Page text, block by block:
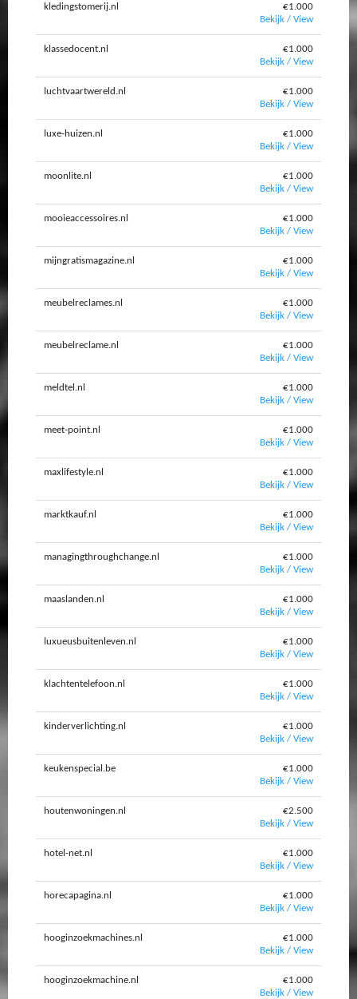
kledingstomerij.nl
€1.000
Bekijk / View
klassedocent.nl
€1.000
Bekijk / View
luchtvaartwereld.nl
€1.000
Bekijk / View
luxe-huizen.nl
€1.000
Bekijk / View
moonlite.nl
€1.000
Bekijk / View
mooieaccessoires.nl
€1.000
Bekijk / View
mijngratismagazine.nl
€1.000
Bekijk / View
meubelreclames.nl
€1.000
Bekijk / View
meubelreclame.nl
€1.000
Bekijk / View
meldtel.nl
€1.000
Bekijk / View
meet-point.nl
€1.000
Bekijk / View
maxlifestyle.nl
€1.000
Bekijk / View
marktkauf.nl
€1.000
Bekijk / View
managingthroughchange.nl
€1.000
Bekijk / View
maaslanden.nl
€1.000
Bekijk / View
luxueusbuitenleven.nl
€1.000
Bekijk / View
klachtentelefoon.nl
€1.000
Bekijk / View
kinderverlichting.nl
€1.000
Bekijk / View
keukenspecial.be
€1.000
Bekijk / View
houtenwoningen.nl
€2.500
Bekijk / View
hotel-net.nl
€1.000
Bekijk / View
horecapagina.nl
€1.000
Bekijk / View
hooginzoekmachines.nl
€1.000
Bekijk / View
hooginzoekmachine.nl
€1.000
Bekijk / View